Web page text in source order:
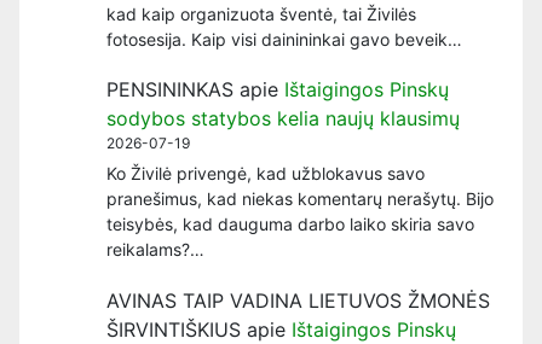
kad kaip organizuota šventė, tai Živilės
fotosesija. Kaip visi dainininkai gavo beveik…
PENSININKAS apie Ištaigingos Pinskų
sodybos statybos kelia naujų klausimų
2026-07-19
Ko Živilė privengė, kad užblokavus savo
pranešimus, kad niekas komentarų nerašytų. Bijo
teisybės, kad dauguma darbo laiko skiria savo
reikalams?…
AVINAS TAIP VADINA LIETUVOS ŽMONĖS
ŠIRVINTIŠKIUS apie Ištaigingos Pinskų